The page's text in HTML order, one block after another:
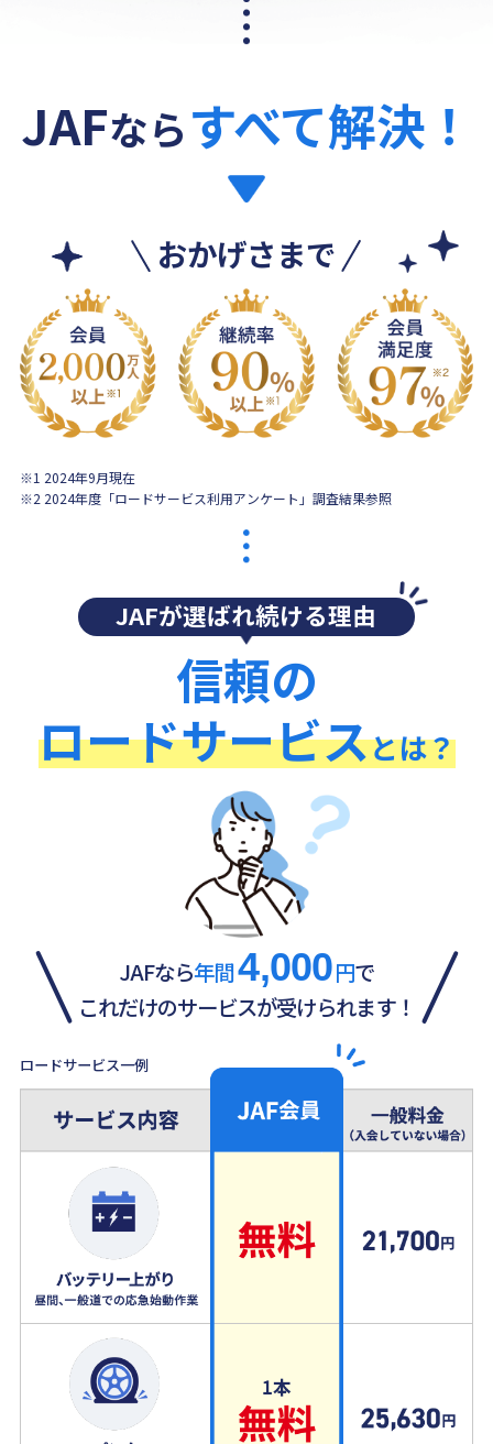
JAFならすべて解決！
おかげさまで
※1 2024年9月現在
※2 2024年度「ロードサービス利用アンケート」調査結果参照
JAFが選ばれ続ける理由
信頼の
ロードサービスとは？
JAFなら年間4,000円で
これだけのサービスが受けられます！
ロードサービス一例